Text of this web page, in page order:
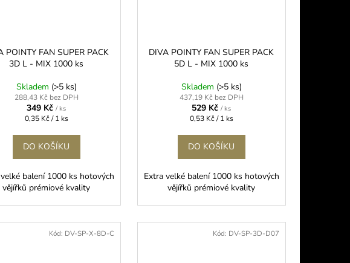
POINTY FAN SUPER PACK
3D L - MIX 1000 ks
Skladem (>5 ks)
288,43 Kč bez DPH
349 Kč/ ks
Měrná
0,35 Kč / 1 ks
DO KOŠÍKU
balení 1000 ks hotových
vějířků prémiové kvality
DIVA POINTY FAN SUPER PACK
5D L - MIX 1000 ks
Skladem (>5 ks)
437,19 Kč bez DPH
529 Kč/ ks
Měrná
0,53 Kč / 1 ks
DO KOŠÍKU
Extra velké balení 1000 ks hotových
vějířků prémiové kvality
Kód: DV-SP-X-8D-C Kód: DV-SP-3D-D07